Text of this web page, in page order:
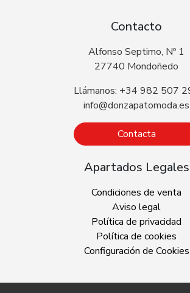
Contacto
Alfonso Septimo, Nº 1
27740 Mondoñedo
Llámanos: +34 982 507
info@donzapatomoda.es
Contacta
Apartados Legales
Condiciones de venta
Aviso legal
Política de privacidad
Política de cookies
Configuración de Cookies